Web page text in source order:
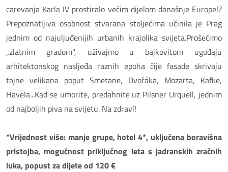
carevanja Karla IV prostiralo većim dijelom današnje Europe!?
Prepoznatljiva osobnost stvarana stoljećima učinila je Prag
jednim od najuljuđenijih urbanih krajolika svijeta.Prošećimo
„zlatnim gradom", uživajmo u bajkovitom ugođaju
arhitektonskog nasljeđa raznih epoha čije fasade skrivaju
tajne velikana poput Smetane, Dvořáka, Mozarta, Kafke,
Havela...Kad se umorite, predahnite uz Pilsner Urquell, jednim
od najboljih piva na svijetu. Na zdraví!
*Vrijednost više: manje grupe, hotel 4*, uključena boravišna
pristojba, mogućnost priključnog leta s jadranskih zračnih
luka, popust za dijete od 120 €